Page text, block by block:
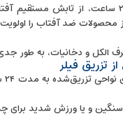
برای حداقل ۲۴ ساعت، از تابش
محصولات ضد آفتاب را
الکل و دخانیات، به طور
تزریق فیلر
به مدت ۲۴ ساعت، خودداری کنید.
و یا ورزش شدید برای